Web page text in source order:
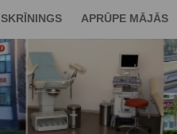
APRŪPE MĀJĀS